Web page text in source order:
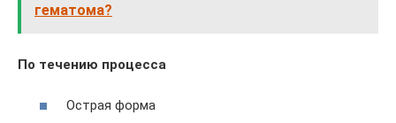
гематома?
По течению процесса
Острая форма